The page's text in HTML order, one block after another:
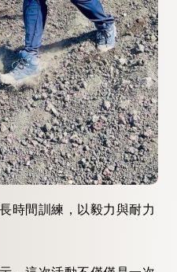
時間訓練，以毅力與耐力